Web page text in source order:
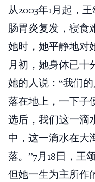
从2003年1月起，
肠胃炎复发，寝食
她时，她平静地对
月初，她身体已十
她的人说：“我们
落在地上，一下子
选后，我们这一滴
中，这一滴水在大
落。”7月18日，王
但她一生为主所作